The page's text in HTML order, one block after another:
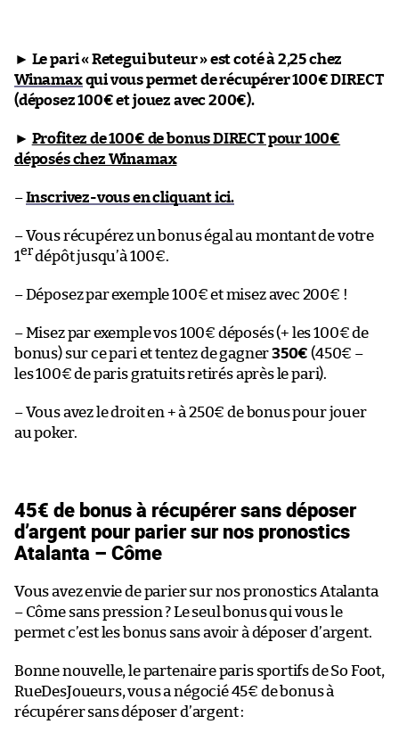
► Le pari « Retegui buteur » est coté à 2,25 chez
Winamaxqui vous permet de récupérer 100€ DIRECT
(déposez 100€ et jouez avec 200€).
► Profitez de 100€ de bonus DIRECT pour 100€
déposés chez Winamax
–Inscrivez-vous en cliquant ici.
– Vous récupérez un bonus égal au montant de votre
1erdépôt jusqu’à 100€.
– Déposez par exemple 100€ et misez avec 200€ !
– Misez par exemple vos 100€ déposés (+ les 100€ de
bonus) sur ce pari et tentez de gagner350€ (450€ –
les 100€ de paris gratuits retirés après le pari).
– Vous avez le droit en + à 250€ de bonus pour jouer
au poker.
45€ de bonus à récupérer sans déposer
d’argent pour parier sur nos pronostics
Atalanta – Côme
Vous avez envie de parier sur nos pronostics Atalanta
– Côme sans pression ? Le seul bonus qui vous le
permet c’est les bonus sans avoir à déposer d’argent.
Bonne nouvelle, le partenaire paris sportifs de So Foot,
RueDesJoueurs, vous a négocié 45€ de bonus à
récupérer sans déposer d’argent :